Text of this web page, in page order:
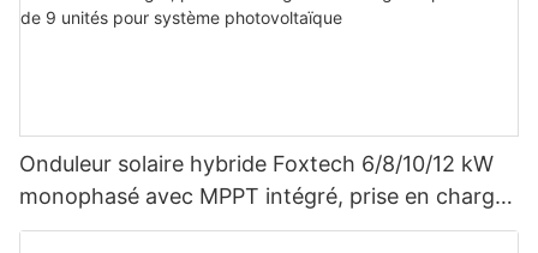
Onduleur solaire hybride Foxtech 6/8/10/12 kW
monophasé avec MPPT intégré, prise en charge
du montage en parallèle de 9 unités pour